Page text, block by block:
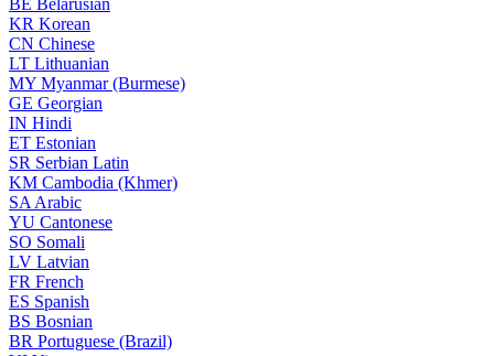
BE Belarusian
KR Korean
CN Chinese
LT Lithuanian
MY Myanmar (Burmese)
GE Georgian
IN Hindi
ET Estonian
SR Serbian Latin
KM Cambodia (Khmer)
SA Arabic
YU Cantonese
SO Somali
LV Latvian
FR French
ES Spanish
BS Bosnian
BR Portuguese (Brazil)